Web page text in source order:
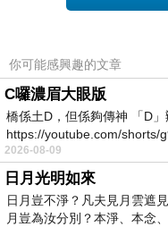
【美萃MeiCheck】
成立的MIT台灣保健
主打「好喝，撕開
理念是希望讓大家
你可能感興趣的文章
C囉濃眉大眼版
橋係土D，但係夠傳神 「D
https://youtube.com/shorts/
2026-08-09
日月光明如來
日月豈不淨？凡夫見月雲遮
月豈為汝分別？本淨、本念